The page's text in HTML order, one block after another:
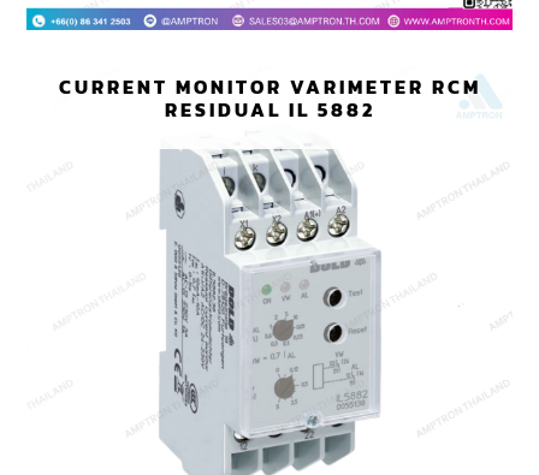
CURRENT MONITOR VARIMETER RCM
RESIDUAL IL 5882